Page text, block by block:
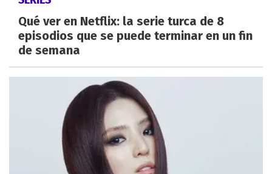
Qué ver en Netflix: la serie turca de 8
episodios que se puede terminar en un fin
de semana